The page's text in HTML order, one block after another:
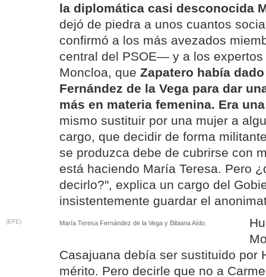
la diplomática casi desconocida
dejó de piedra a unos cuantos
confirmó a los más avezados
central del PSOE— y a los
Moncloa, que Zapatero había
Fernández de la Vega para dar
más en materia femenina. Era
mismo sustituir por una mujer a
cargo, que decidir de forma
se produzca debe de cubrirse con
está haciendo María Teresa. Pero
decirlo?", explica un cargo del
insistentemente guardar el
(EFE) María Teresa Fernández de la Vega y Bibiana Aído.
Casajuana debía ser sustituido por
mérito. Pero decirle que no a